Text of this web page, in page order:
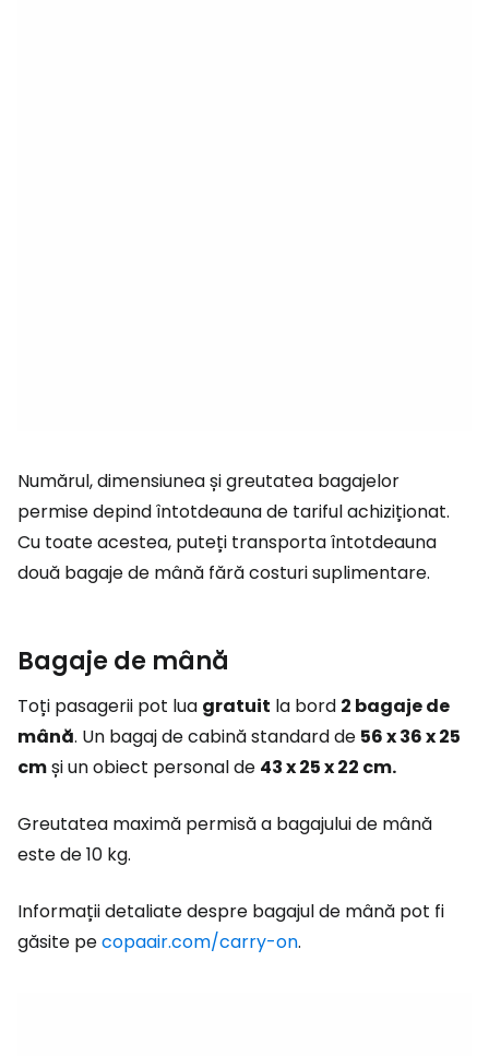
Numărul, dimensiunea și greutatea bagajelor
permise depind întotdeauna de tariful achiziționat.
Cu toate acestea, puteți transporta întotdeauna
două bagaje de mână fără costuri suplimentare.
Bagaje de mână
Toți pasagerii pot lua gratuit la bord 2 bagaje de
mână. Un bagaj de cabină standard de 56 x 36 x 25
cmși un obiect personal de 43 x 25 x 22 cm.
Greutatea maximă permisă a bagajului de mână
este de 10 kg.
Informații detaliate despre bagajul de mână pot fi
găsite pecopaair.com/carry-on.